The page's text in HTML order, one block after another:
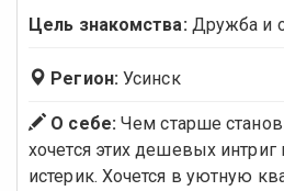
Цель знакомства: Дружба и
Регион: Усинск
О себе:Чем старше
хочется этих дешевых интриг
истерик. Хочется в уютную